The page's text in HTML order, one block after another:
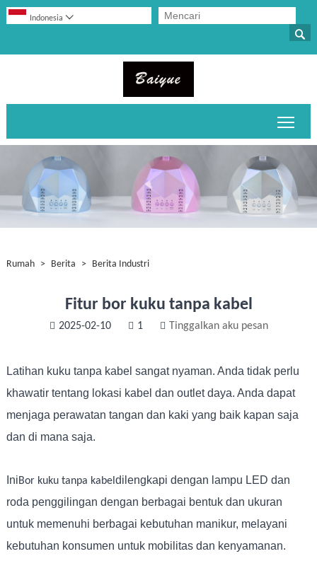

Indonesia 
Rumah > Berita > Berita Industri
Fitur bor kuku tanpa kabel
2025-02-10 1 Tinggalkan aku pesan
Latihan kuku tanpa kabel sangat nyaman. Anda tidak perlu
khawatir tentang lokasi kabel dan outlet daya. Anda dapat
menjaga perawatan tangan dan kaki yang baik kapan saja
dan di mana saja.
IniBor kuku tanpa kabel dilengkapi dengan lampu LED dan
roda penggilingan dengan berbagai bentuk dan ukuran
untuk memenuhi berbagai kebutuhan manikur, melayani
kebutuhan konsumen untuk mobilitas dan kenyamanan.